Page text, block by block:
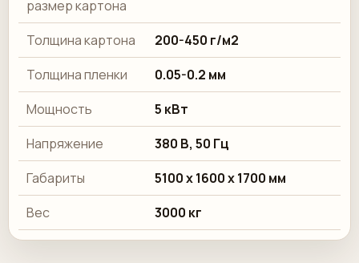
размер картона
Толщина картона
200-450 г/м2
Толщина пленки
0.05-0.2 мм
Мощность
5 кВт
Напряжение
380 В, 50 Гц
Габариты
5100 x 1600 x 1700 мм
Вес
3000 кг